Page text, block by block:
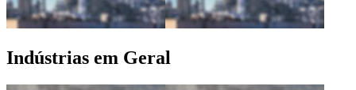
Indústrias em Geral